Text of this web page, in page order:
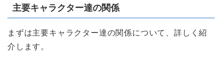
主要キャラクター達の関係
まずは主要キャラクター達の関係について、詳しく紹
介します。